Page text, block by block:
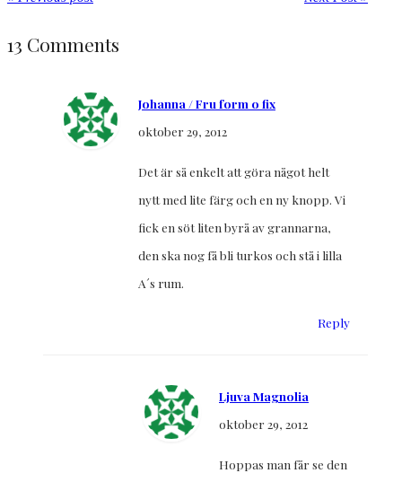
13 Comments
Johanna / Fru form o fix
oktober 29, 2012
Det är så enkelt att göra något helt
nytt med lite färg och en ny knopp. Vi
fick en söt liten byrå av grannarna,
den ska nog få bli turkos och stå i lilla
A´s rum.
Reply
Ljuva Magnolia
oktober 29, 2012
Hoppas man får se den